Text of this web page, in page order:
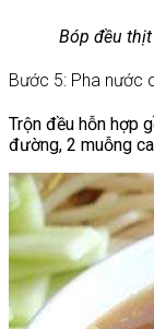
Bóp đều
Bước 5: Pha nước
Trộn đều hỗn hợp
đường, 2 muỗng